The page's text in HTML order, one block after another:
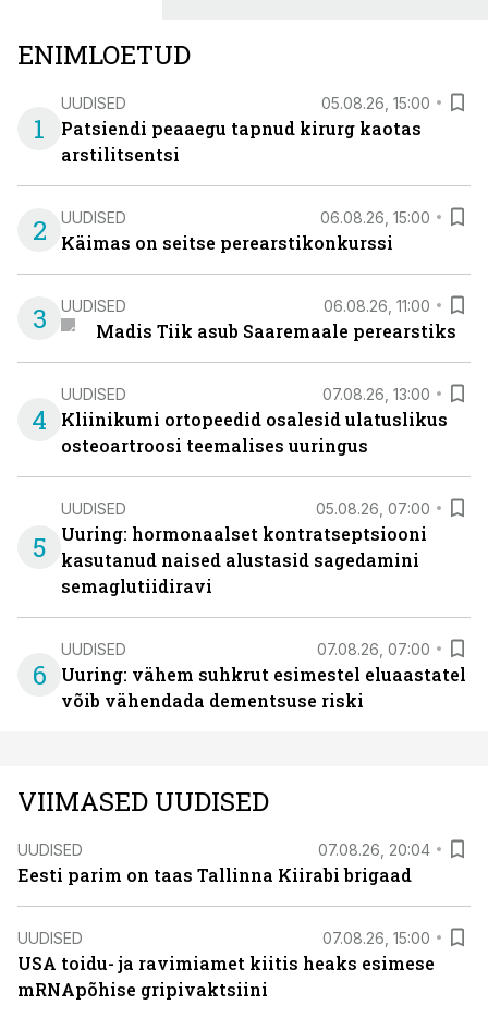
ENIMLOETUD
1
UUDISED 05.08.26, 15:00
Patsiendi peaaegu tapnud kirurg kaotas
arstilitsentsi
2 UUDISED 06.08.26, 15:00
Käimas on seitse perearstikonkurssi
3 UUDISED 06.08.26, 11:00
Madis Tiik asub Saaremaale perearstiks
4
UUDISED 07.08.26, 13:00
Kliinikumi ortopeedid osalesid ulatuslikus
osteoartroosi teemalises uuringus
5
UUDISED 05.08.26, 07:00
Uuring: hormonaalset kontratseptsiooni
kasutanud naised alustasid sagedamini
semaglutiidiravi
6
UUDISED 07.08.26, 07:00
Uuring: vähem suhkrut esimestel eluaastatel
võib vähendada dementsuse riski
VIIMASED UUDISED
UUDISED 07.08.26, 20:04
Eesti parim on taas Tallinna Kiirabi brigaad
UUDISED 07.08.26, 15:00
USA toidu- ja ravimiamet kiitis heaks esimese
mRNApõhise gripivaktsiini